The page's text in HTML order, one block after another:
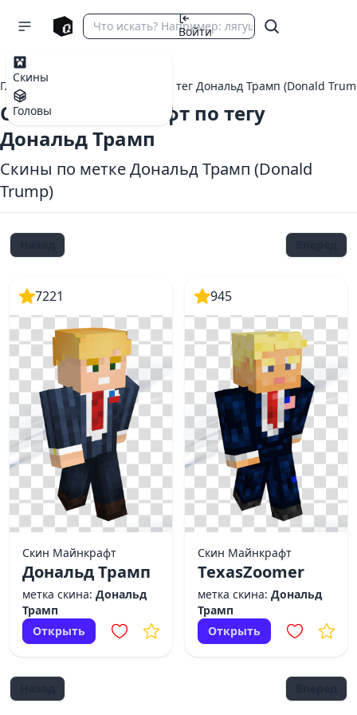
Скины
Головы
Войти
Главная тег Дональд Трамп (Donald
Скины Майнкрафт по тегу
Дональд Трамп
Скины по метке Дональд Трамп (Donald
Trump)
7221
Скин Майнкрафт
Дональд Трамп
метка скина: Дональд
Трамп
Открыть
945
Скин Майнкрафт
TexasZoomer
метка скина: Дональд
Трамп
Открыть